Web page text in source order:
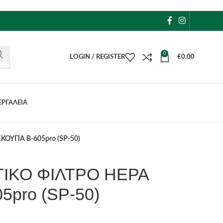
LOGIN / REGISTER
0
€0.00
B-605pro (SP-50)
ΦΙΛΤΡΟ HEPA
(SP-50)